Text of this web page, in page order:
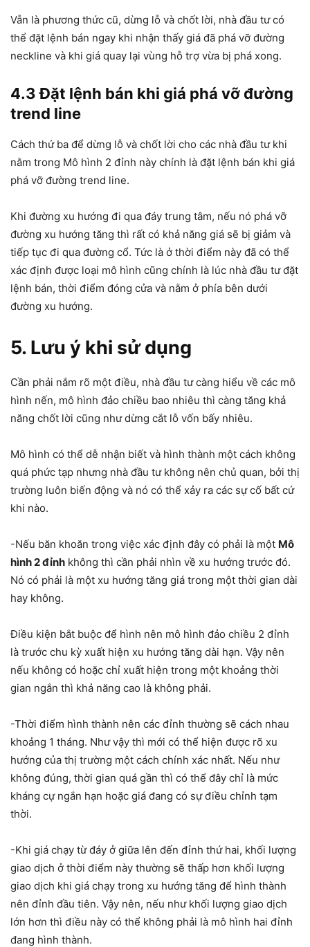
Vẫn là phương thức cũ, dừng lỗ và chốt lời, nhà đầu tư có
thể đặt lệnh bán ngay khi nhận thấy giá đã phá vỡ đường
neckline và khi giá quay lại vùng hỗ trợ vừa bị phá xong.
4.3 Đặt lệnh bán khi giá phá vỡ đường
trend line
Cách thứ ba để dừng lỗ và chốt lời cho các nhà đầu tư khi
nằm trong Mô hình 2 đỉnh này chính là đặt lệnh bán khi giá
phá vỡ đường trend line.
Khi đường xu hướng đi qua đáy trung tâm, nếu nó phá vỡ
đường xu hướng tăng thì rất có khả năng giá sẽ bị giảm và
tiếp tục đi qua đường cổ. Tức là ở thời điểm này đã có thể
xác định được loại mô hình cũng chính là lúc nhà đầu tư đặt
lệnh bán, thời điểm đóng cửa và nằm ở phía bên dưới
đường xu hướng.
5. Lưu ý khi sử dụng
Cần phải nắm rõ một điều, nhà đầu tư càng hiểu về các mô
hình nến, mô hình đảo chiều bao nhiêu thì càng tăng khả
năng chốt lời cũng như dừng cắt lỗ vốn bấy nhiêu.
Mô hình có thể dễ nhận biết và hình thành một cách không
quá phức tạp nhưng nhà đầu tư không nên chủ quan, bởi thị
trường luôn biến động và nó có thể xảy ra các sự cố bất cứ
khi nào.
-Nếu băn khoăn trong việc xác định đây có phải là một Mô
hình 2 đỉnh không thì cần phải nhìn về xu hướng trước đó.
Nó có phải là một xu hướng tăng giá trong một thời gian dài
hay không.
Điều kiện bắt buộc để hình nên mô hình đảo chiều 2 đỉnh
là trước chu kỳ xuất hiện xu hướng tăng dài hạn. Vậy nên
nếu không có hoặc chỉ xuất hiện trong một khoảng thời
gian ngắn thì khả năng cao là không phải.
-Thời điểm hình thành nên các đỉnh thường sẽ cách nhau
khoảng 1 tháng. Như vậy thì mới có thể hiện được rõ xu
hướng của thị trường một cách chính xác nhất. Nếu như
không đúng, thời gian quá gần thì có thể đây chỉ là mức
kháng cự ngắn hạn hoặc giá đang có sự điều chỉnh tạm
thời.
-Khi giá chạy từ đáy ở giữa lên đến đỉnh thứ hai, khối lượng
giao dịch ở thời điểm này thường sẽ thấp hơn khối lượng
giao dịch khi giá chạy trong xu hướng tăng để hình thành
nên đỉnh đầu tiên. Vậy nên, nếu như khối lượng giao dịch
lớn hơn thì điều này có thể không phải là mô hình hai đỉnh
đang hình thành.